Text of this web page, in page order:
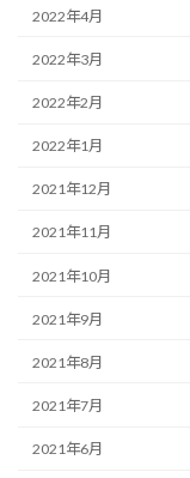
2022年4月
2022年3月
2022年2月
2022年1月
2021年12月
2021年11月
2021年10月
2021年9月
2021年8月
2021年7月
2021年6月